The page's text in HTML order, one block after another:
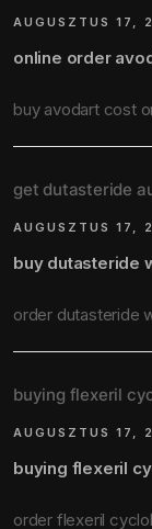
AUGUSZTUS 17,
online order
buy avodart cost
get dutasteride
AUGUSZTUS 17,
buy dutasteride
order dutasteride
buying flexeril
AUGUSZTUS 17,
buying flexeril
order flexeril